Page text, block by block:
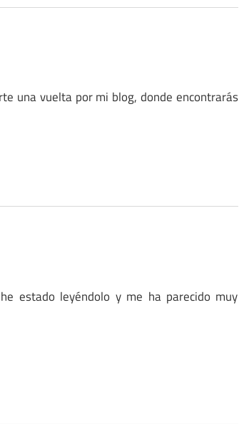
una vuelta por mi blog, donde encontrarás
estado leyéndolo y me ha parecido muy